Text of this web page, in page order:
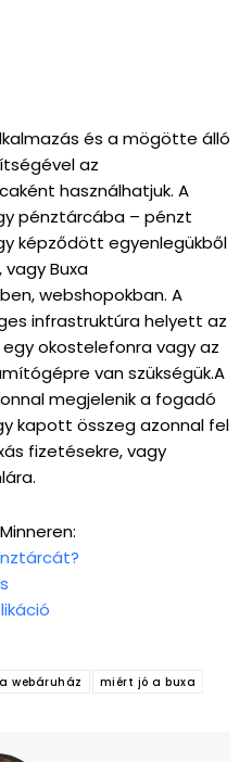
és a mögötte álló
az
használhatjuk. A
pénztárcába – pénzt
képződött egyenlegükből
Buxa
webshopokban. A
infrastruktúra helyett az
okostelefonra vagy az
van szükségük.A
megjelenik a fogadó
kapott összeg azonnal fel
fizetésekre, vagy
webáruház miért jó a buxa